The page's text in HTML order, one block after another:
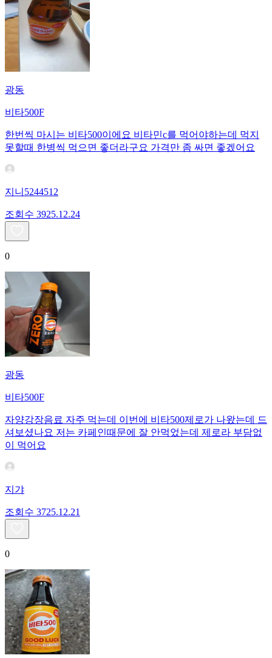
광동
비타500F
한번씩 마시는 비타500이에요 비타민c를 먹어야하는데 먹지
못할때 한병씩 먹으면 좋더라구요 가격만 좀 싸면 좋겠어요
지니5244512
조회수 3925.12.24
0
광동
비타500F
자양강장음료 자주 먹는데 이번에 비타500제로가 나왔는데 드
셔보셨나요 저는 카페인때문에 잘 안먹었는데 제로라 부담없
이 먹어요
지갸
조회수 3725.12.21
0